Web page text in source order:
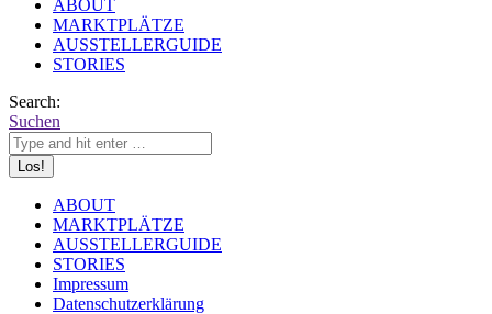
ABOUT
MARKTPLÄTZE
AUSSTELLERGUIDE
STORIES
Search:
Suchen
ABOUT
MARKTPLÄTZE
AUSSTELLERGUIDE
STORIES
Impressum
Datenschutzerklärung